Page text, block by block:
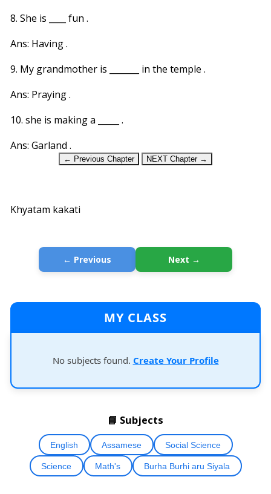
8. She is ____ fun .
Ans: Having .
9. My grandmother is _______ in the temple .
Ans: Praying .
10. she is making a _____ .
Ans: Garland .
← Previous Chapter NEXT Chapter →
Khyatam kakati
← Previous Next →
MY CLASS
No subjects found. Create Your Profile
📘 Subjects
English Assamese Social Science
Science Math's Burha Burhi aru Siyala